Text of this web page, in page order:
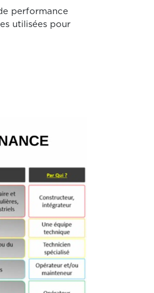
performance
utilisées pour